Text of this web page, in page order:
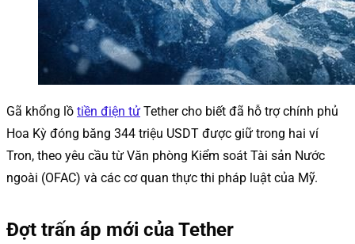
Gã khổng lồ tiền điện tử Tether cho biết đã hỗ trợ chính phủ
Hoa Kỳ đóng băng 344 triệu USDT được giữ trong hai ví
Tron, theo yêu cầu từ Văn phòng Kiểm soát Tài sản Nước
ngoài (OFAC) và các cơ quan thực thi pháp luật của Mỹ.
Đợt trấn áp mới của Tether